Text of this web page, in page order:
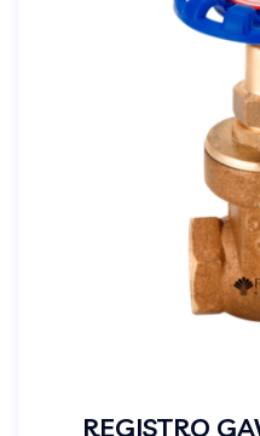
REGISTRO